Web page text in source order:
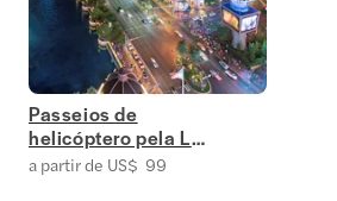
Passeios de
helicóptero pela Las
Vegas Strip
a partir de US$ 99